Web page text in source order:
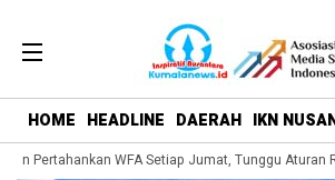
HOME HEADLINE DAERAH IKN
Pertahankan WFA Setiap Jumat, Tunggu Aturan